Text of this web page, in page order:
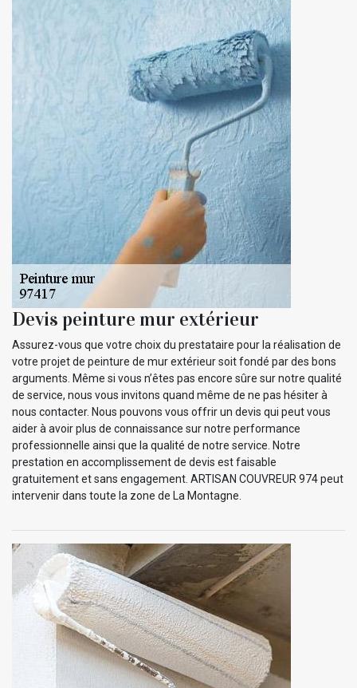
Devis peinture mur extérieur
Assurez-vous que votre choix du prestataire pour la réalisation de
votre projet de peinture de mur extérieur soit fondé par des bons
arguments. Même si vous n’êtes pas encore sûre sur notre qualité
de service, nous vous invitons quand même de ne pas hésiter à
nous contacter. Nous pouvons vous offrir un devis qui peut vous
aider à avoir plus de connaissance sur notre performance
professionnelle ainsi que la qualité de notre service. Notre
prestation en accomplissement de devis est faisable
gratuitement et sans engagement. ARTISAN COUVREUR 974 peut
intervenir dans toute la zone de La Montagne.